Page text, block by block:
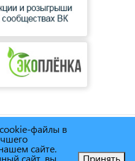
и техники"Торговый дом
- 2025г.
файлы в
сайте.
сайт, вы Принять